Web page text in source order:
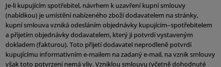
Je-li kupujícím spotřebitel, návrhem k uzavření kupní smlouvy
(nabídkou) je umístění nabízeného zboží dodavatelem na stránky,
kupní smlouva vzniká odesláním objednávky kupujícím–spotřebitelem
a přijetím objednávky dodavatelem, který ji potvrdí vystaveným
dokladem (fakturou). Toto přijetí dodavatel neprodleně potvrdí
kupujícímu informativním e-mailem na zadaný e-mail, na vznik smlouvy
však toto potvrzení nemá vliv. Vzniklou smlouvu (včetně dohodnuté